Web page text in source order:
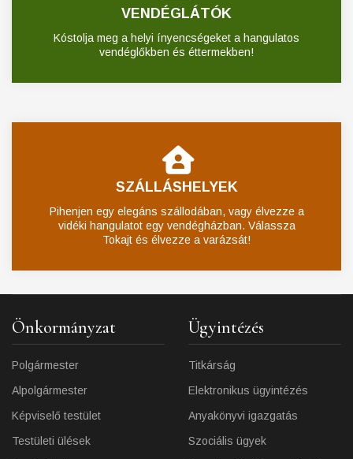
VENDÉGLÁTÓK
Kóstolja meg a helyi ínyencségeket a hangulatos
vendéglőkben és éttermekben!
SZÁLLÁSHELYEK
Pihenjen egy elegáns szállodában, vagy élvezze a
vidéki hangulatot egy vendégházban. Válassza
Tokajt és élvezze a varázsát!
Önkormányzat
Polgármester
Alpolgármester
Képviselő testület
Testületi ülések
Ügyintézés
Titkárság
Elektronikus ügyintézés
Anyakönyvi igazgatás
Szociális ügyek